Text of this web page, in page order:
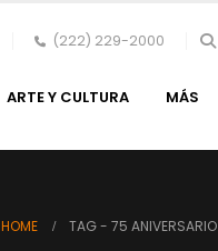
(222) 229-2000
ARTE Y CULTURA MÁS
HOME TAG - 75 ANIVERSARIO